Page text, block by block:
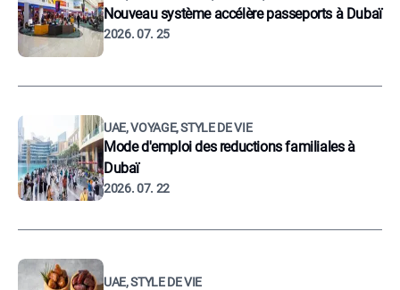
Nouveau système accélère passeports à Dubaï
2026. 07. 25
UAE, VOYAGE, STYLE DE VIE
Mode d'emploi des reductions familiales à
Dubaï
2026. 07. 22
UAE, STYLE DE VIE